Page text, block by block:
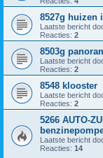
8527g huizen
Laatste bericht
Reacties: 2
8503g
Laatste bericht
Reacties: 2
8548 klooster
Laatste bericht
Reacties: 2
5266 AUTO-
Laatste bericht
Reacties: 14